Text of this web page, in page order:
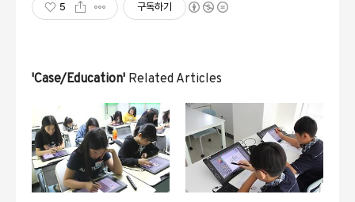
5 구독하기
'Case/Education' Related Articles